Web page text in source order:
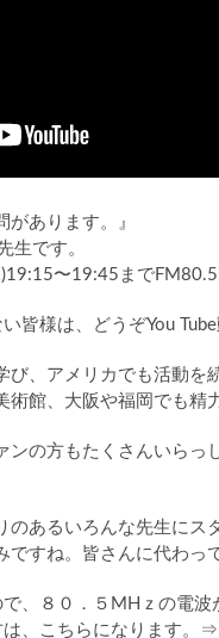
があります。』
生です。
〜19:45まで
皆様は、どうぞYou
び、アメリカでも活動
術館、大阪や福岡でも精
ンの方もたくさんいら
のあるいろんな先生にス
ですね。皆さんに代わっ
、８０．５MHｚの電
、こちらになります。⇒